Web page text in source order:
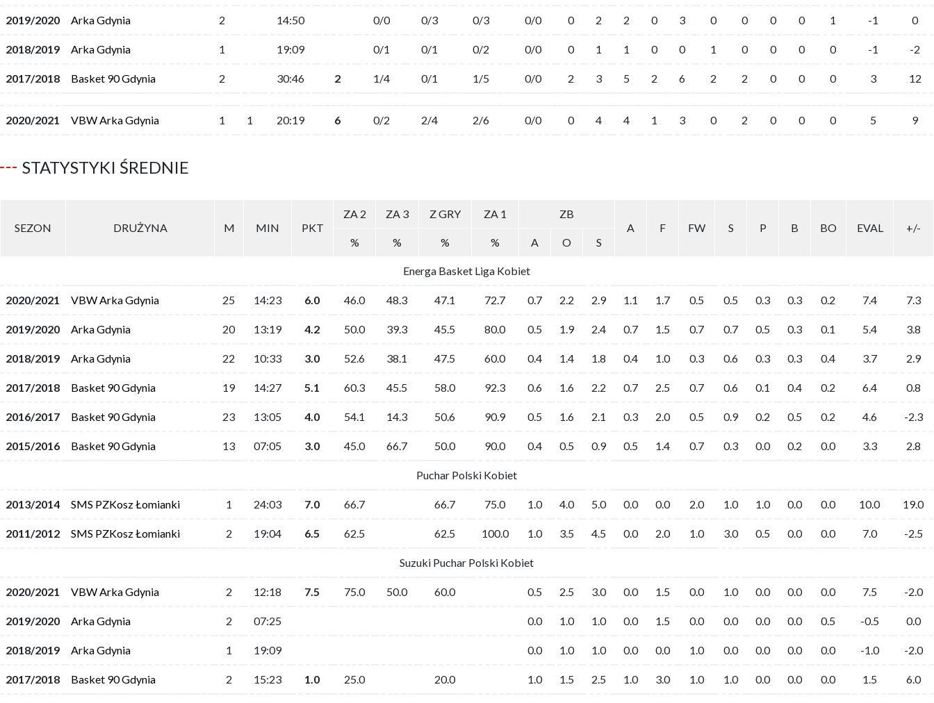
2019/2020 Arka Gdynia 2 14:50 0/0 0/3 0/3 0/0 0 2 2 0 3 0 0 0 0 1 -1 0
2018/2019 Arka Gdynia 1 19:09 0/1 0/1 0/2 0/0 0 1 1 0 0 1 0 0 0 0 -1 -2
2017/2018 Basket 90 Gdynia 2 30:46 2 1/4 0/1 1/5 0/0 2 3 5 2 6 2 2 0 0 0 3 12
2020/2021 VBW Arka Gdynia 1 1 20:19 6 0/2 2/4 2/6 0/0 0 4 4 1 3 0 2 0 0 0 5 9
STATYSTYKI ŚREDNIE
SEZON DRUŻYNA M MIN PKT
ZA 2 ZA 3 Z GRY ZA 1
ZB
A
F FW S P B BO EVAL
+/-
%
% % % A O S
Energa Basket Liga Kobiet
2020/2021 VBW Arka Gdynia 25 14:23 6.0 46.0 48.3 47.1 72.7 0.7 2.2 2.9 1.1 1.7 0.5 0.5 0.3 0.3 0.2 7.4 7.3
2019/2020 Arka Gdynia 20 13:19 4.2 50.0 39.3 45.5 80.0 0.5 1.9 2.4 0.7 1.5 0.7 0.7 0.5 0.3 0.1 5.4 3.8
2018/2019 Arka Gdynia 22 10:33 3.0 52.6 38.1 47.5 60.0 0.4 1.4 1.8 0.4 1.0 0.3 0.6 0.3 0.3 0.4 3.7 2.9
2017/2018 Basket 90 Gdynia 19 14:27 5.1 60.3 45.5 58.0 92.3 0.6 1.6 2.2 0.7 2.5 0.7 0.6 0.1 0.4 0.2 6.4 0.8
2016/2017 Basket 90 Gdynia 23 13:05 4.0 54.1 14.3 50.6 90.9 0.5 1.6 2.1 0.3 2.0 0.5 0.9 0.2 0.5 0.2 4.6 -2.3
2015/2016 Basket 90 Gdynia 13 07:05 3.0 45.0 66.7 50.0 90.0 0.4 0.5 0.9 0.5 1.4 0.7 0.3 0.0 0.2 0.0 3.3 2.8
Puchar Polski Kobiet
2013/2014 SMS PZKosz Łomianki 1 24:03 7.0 66.7 66.7 75.0 1.0 4.0 5.0 0.0 0.0 2.0 1.0 1.0 0.0 0.0 10.0 19.0
2011/2012 SMS PZKosz Łomianki 2 19:04 6.5 62.5 62.5 100.0 1.0 3.5 4.5 0.0 2.0 1.0 3.0 0.5 0.0 0.0 7.0 -2.5
Suzuki Puchar Polski Kobiet
2020/2021 VBW Arka Gdynia 2 12:18 7.5 75.0 50.0 60.0 0.5 2.5 3.0 0.0 1.5 0.0 1.0 0.0 0.0 0.0 7.5 -2.0
2019/2020 Arka Gdynia 2 07:25 0.0 1.0 1.0 0.0 1.5 0.0 0.0 0.0 0.0 0.5 -0.5 0.0
2018/2019 Arka Gdynia 1 19:09 0.0 1.0 1.0 0.0 0.0 1.0 0.0 0.0 0.0 0.0 -1.0 -2.0
2017/2018 Basket 90 Gdynia 2 15:23 1.0 25.0 20.0 1.0 1.5 2.5 1.0 3.0 1.0 1.0 0.0 0.0 0.0 1.5 6.0